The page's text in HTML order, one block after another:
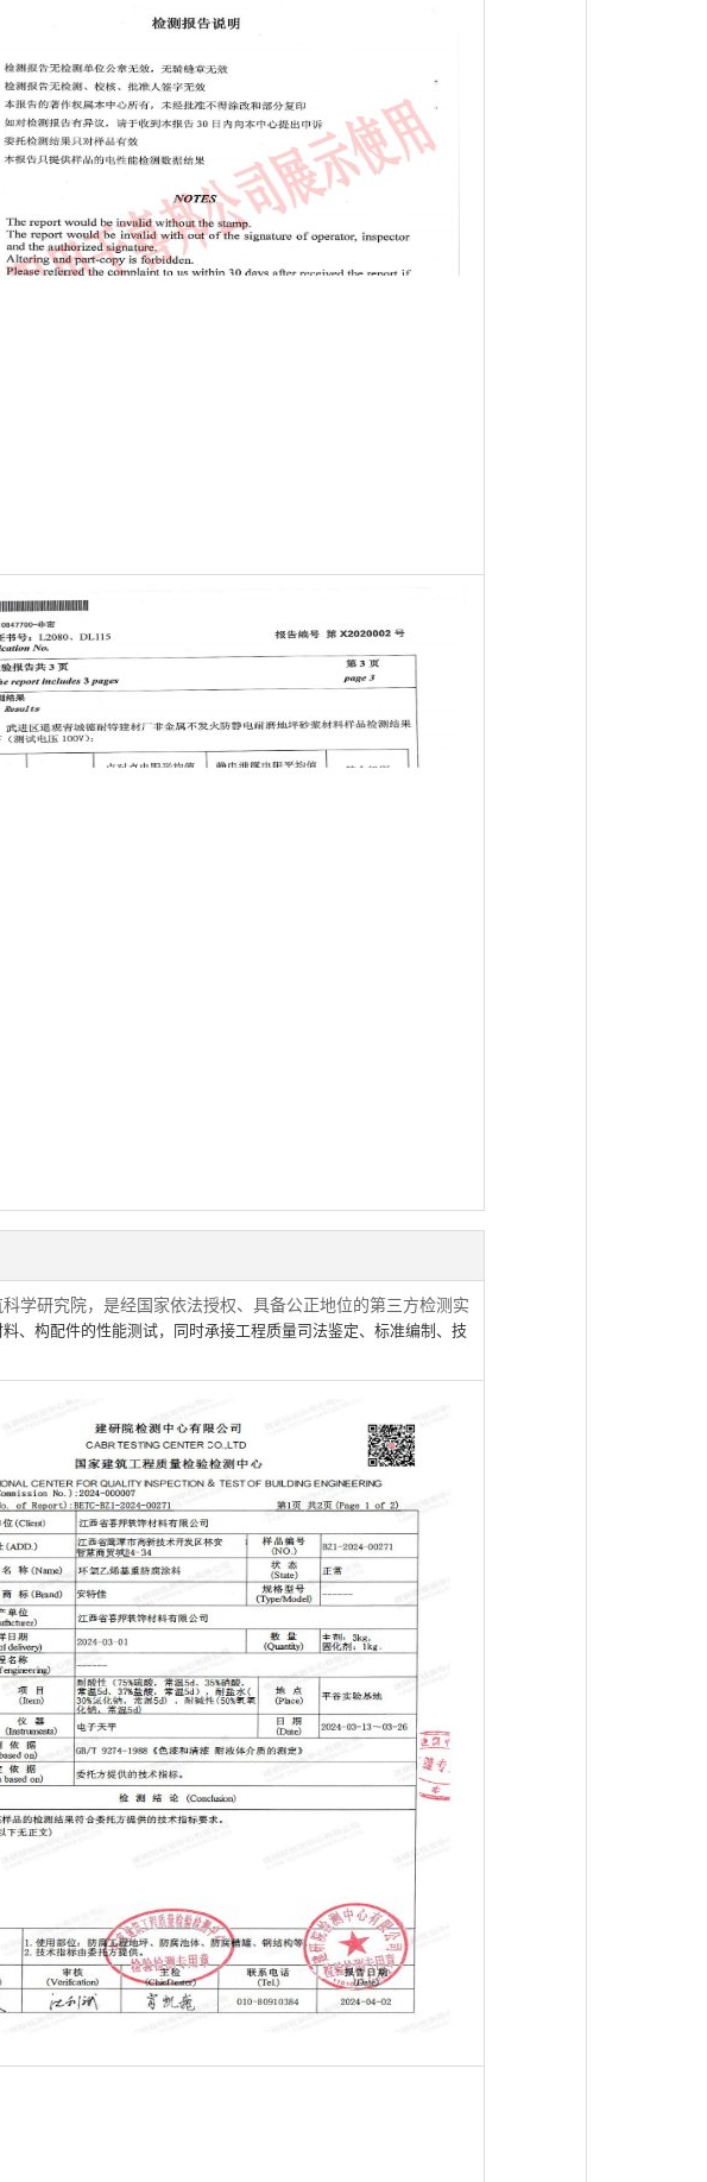
学研究院，是经国家依法授权、具备公正地位的第三方检测实
、构配件的性能测试，同时承接工程质量司法鉴定、标准编制、技